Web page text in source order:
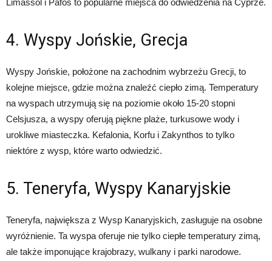
4. Wyspy Jońskie, Grecja
Wyspy Jońskie, położone na zachodnim wybrzeżu Grecji, to
kolejne miejsce, gdzie można znaleźć ciepło zimą. Temperatury
na wyspach utrzymują się na poziomie około 15-20 stopni
Celsjusza, a wyspy oferują piękne plaże, turkusowe wody i
urokliwe miasteczka. Kefalonia, Korfu i Zakynthos to tylko
niektóre z wysp, które warto odwiedzić.
5. Teneryfa, Wyspy Kanaryjskie
Teneryfa, największa z Wysp Kanaryjskich, zasługuje na osobne
wyróżnienie. Ta wyspa oferuje nie tylko ciepłe temperatury zimą,
ale także imponujące krajobrazy, wulkany i parki narodowe.